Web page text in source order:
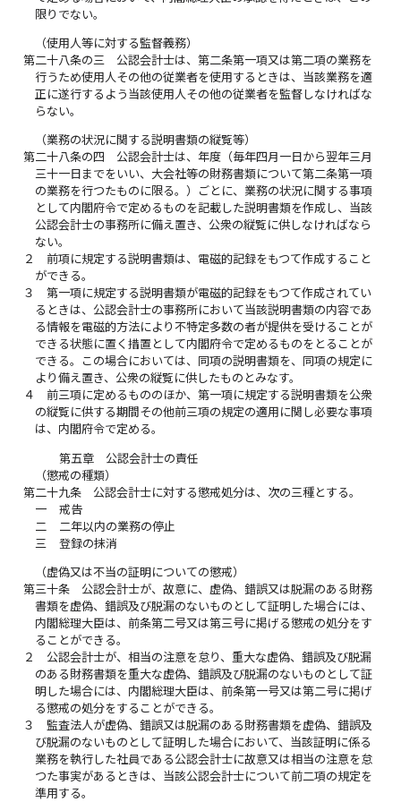
限りでない。
（使用人等に対する監督義務）
第二十八条の三
公認会計士は、第二条第一項又は第二項の業務を
行うため使用人その他の従業者を使用するときは、当該業務を適
正に遂行するよう当該使用人その他の従業者を監督しなければな
らない。
（業務の状況に関する説明書類の縦覧等）
第二十八条の四
公認会計士は、年度（毎年四月一日から翌年三月
三十一日までをいい、大会社等の財務書類について第二条第一項
の業務を行つたものに限る。）ごとに、業務の状況に関する事項
として内閣府令で定めるものを記載した説明書類を作成し、当該
公認会計士の事務所に備え置き、公衆の縦覧に供しなければなら
ない。
２
前項に規定する説明書類は、電磁的記録をもつて作成すること
ができる。
３
第一項に規定する説明書類が電磁的記録をもつて作成されてい
るときは、公認会計士の事務所において当該説明書類の内容であ
る情報を電磁的方法により不特定多数の者が提供を受けることが
できる状態に置く措置として内閣府令で定めるものをとることが
できる。この場合においては、同項の説明書類を、同項の規定に
より備え置き、公衆の縦覧に供したものとみなす。
４
前三項に定めるもののほか、第一項に規定する説明書類を公衆
の縦覧に供する期間その他前三項の規定の適用に関し必要な事項
は、内閣府令で定める。
第五章 公認会計士の責任
（懲戒の種類）
第二十九条
公認会計士に対する懲戒処分は、次の三種とする。
一
戒告
二
二年以内の業務の停止
三
登録の抹消
（虚偽又は不当の証明についての懲戒）
第三十条
公認会計士が、故意に、虚偽、錯誤又は脱漏のある財務
書類を虚偽、錯誤及び脱漏のないものとして証明した場合には、
内閣総理大臣は、前条第二号又は第三号に掲げる懲戒の処分をす
ることができる。
２
公認会計士が、相当の注意を怠り、重大な虚偽、錯誤及び脱漏
のある財務書類を重大な虚偽、錯誤及び脱漏のないものとして証
明した場合には、内閣総理大臣は、前条第一号又は第二号に掲げ
る懲戒の処分をすることができる。
３
監査法人が虚偽、錯誤又は脱漏のある財務書類を虚偽、錯誤及
び脱漏のないものとして証明した場合において、当該証明に係る
業務を執行した社員である公認会計士に故意又は相当の注意を怠
つた事実があるときは、当該公認会計士について前二項の規定を
準用する。